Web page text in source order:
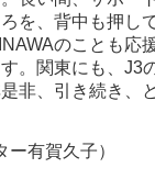
を、背中も押し
のことも
。関東にも、
非、引き続き、
ー有賀久子）